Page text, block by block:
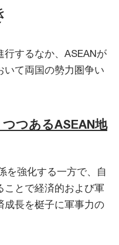
するなか、ASEANが
いて両国の勢力圏争い
つあるASEAN地
を強化する一方で、自
ことで経済的および軍
成長を梃子に軍事力の